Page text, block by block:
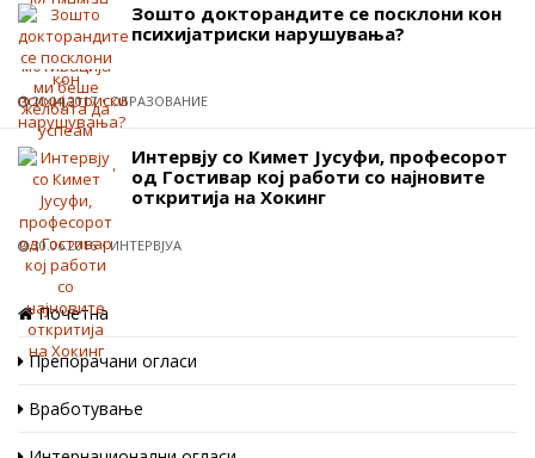
Зошто докторандите се посклони кон
психијатриски нарушувања?
20.04.2017 ОБРАЗОВАНИЕ
Интервју со Кимет Јусуфи, професорот
од Гостивар кој работи со најновите
откритија на Хокинг
30.06.2016 ИНТЕРВЈУА
Почетна
Препорачани огласи
Вработување